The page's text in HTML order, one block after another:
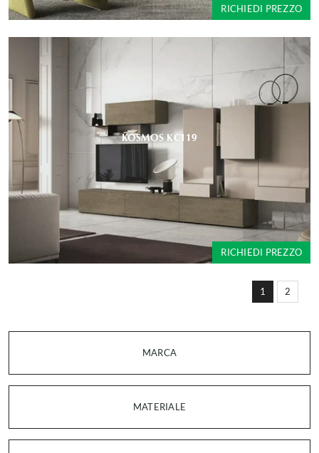
MARCA
MATERIALE
1 2
RICHIEDI PREZZO
KOSMOS KC119
RICHIEDI PREZZO